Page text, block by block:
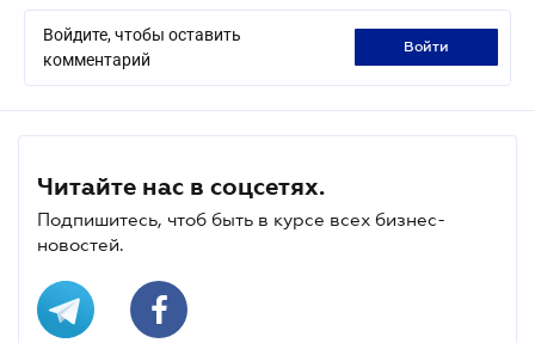
Войдите, чтобы оставить
комментарий
войти
Читайте нас в соцсетях.
Подпишитесь, чтоб быть в курсе всех бизнес-
новостей.